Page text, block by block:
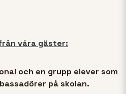
våra gäster:
och en grupp elever som
på skolan.